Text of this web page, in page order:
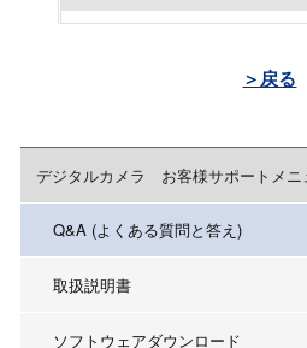
＞戻る
デジタルカメラ お客様サポートメニ
Q&A (よくある質問と答え)
取扱説明書
ソフトウェアダウンロード